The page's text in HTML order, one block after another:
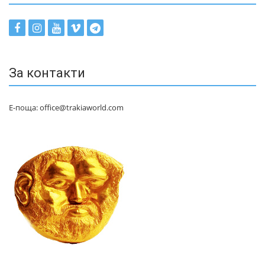
За контакти
Е-поща: office@trakiaworld.com